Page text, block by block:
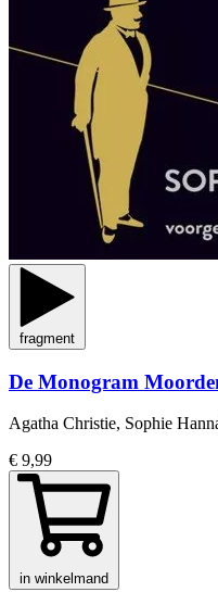
fragment
De Monogram
Agatha Christie, Sophie
€ 9,99
in winkelmand